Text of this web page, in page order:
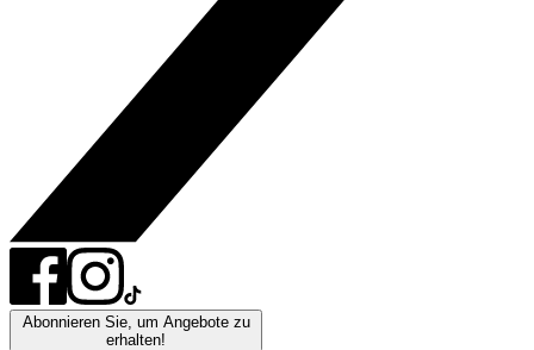
Abonnieren Sie, um Angebote zu
erhalten!